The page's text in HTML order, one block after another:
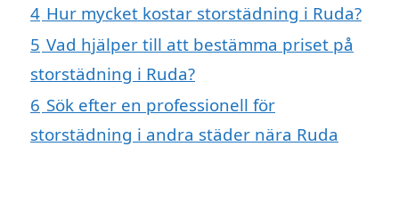
4 Hur mycket kostar storstädning i Ruda?
5 Vad hjälper till att bestämma priset på
storstädning i Ruda?
6 Sök efter en professionell för
storstädning i andra städer nära Ruda